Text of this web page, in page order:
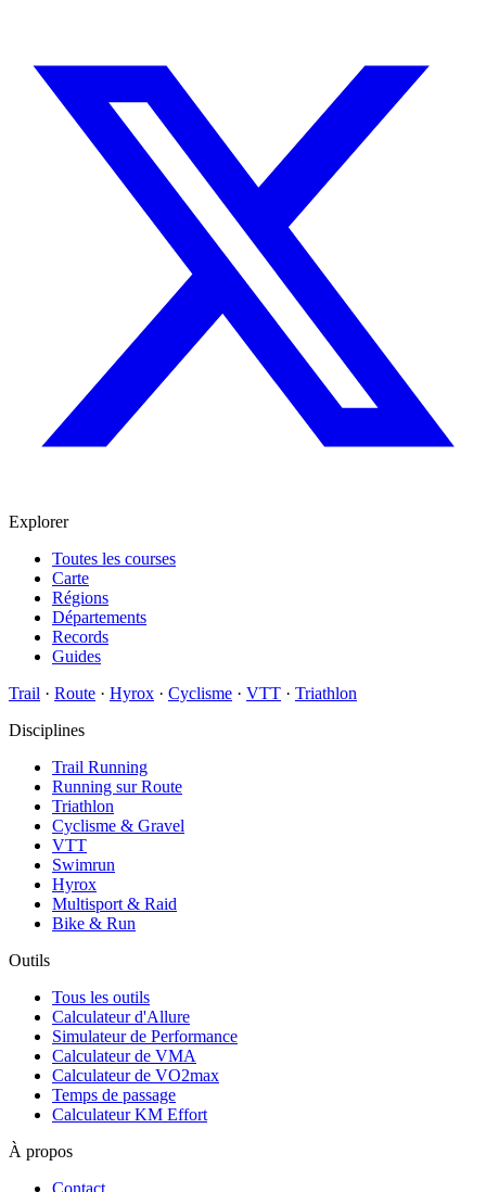
Explorer
Toutes les courses
Carte
Régions
Départements
Records
Guides
Trail · Route · Hyrox · Cyclisme · VTT · Triathlon
Disciplines
Trail Running
Running sur Route
Triathlon
Cyclisme & Gravel
VTT
Swimrun
Hyrox
Multisport & Raid
Bike & Run
Outils
Tous les outils
Calculateur d'Allure
Simulateur de Performance
Calculateur de VMA
Calculateur de VO2max
Temps de passage
Calculateur KM Effort
À propos
Contact